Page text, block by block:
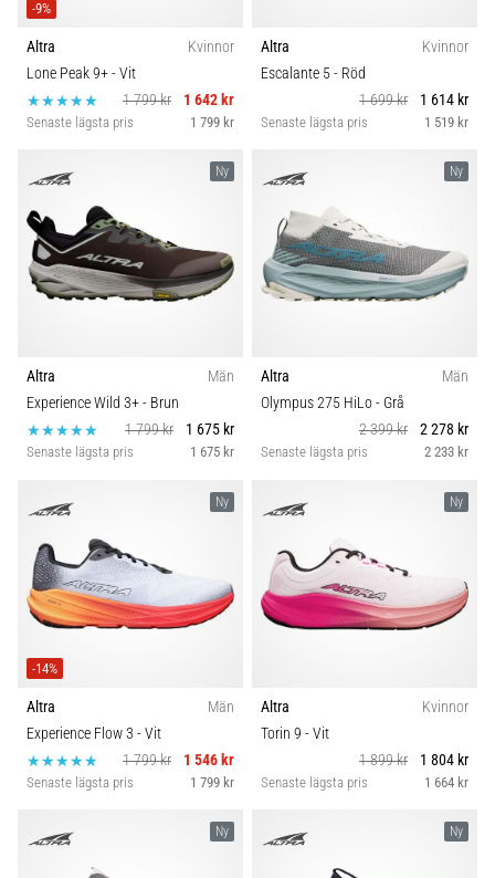
-9%
Altra
Kvinnor
Lone Peak 9+- Vit
1 799 kr
1 642 kr
Senaste lägsta pris 1 799 kr
Altra
Kvinnor
Escalante 5- Röd
1 699 kr
1 614 kr
Senaste lägsta pris 1 519 kr
Ny
Altra
Män
Experience Wild 3+- Brun
1 799 kr
1 675 kr
Senaste lägsta pris 1 675 kr
Ny
Altra
Män
Olympus 275 HiLo- Grå
2 399 kr
2 278 kr
Senaste lägsta pris 2 233 kr
Ny
-14%
Altra
Män
Experience Flow 3 - Vit
1 799 kr
1 546 kr
Senaste lägsta pris 1 799 kr
Ny
Altra
Kvinnor
Torin 9 - Vit
1 899 kr
1 804 kr
Senaste lägsta pris 1 664 kr
Ny Ny